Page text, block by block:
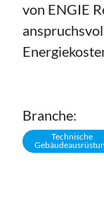
von ENGIE
Branche:
Technische